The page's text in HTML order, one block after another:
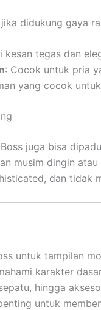
didukung gaya
kesan tegas dan
: Cocok untuk pria
yang cocok
juga bisa
musim dingin atau
dan tidak
untuk tampilan
karakter
hingga
untuk